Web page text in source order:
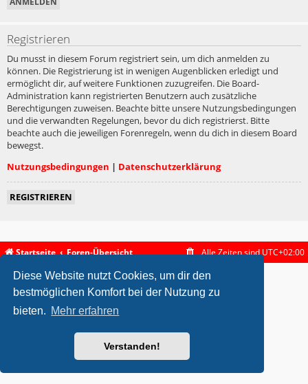
Diese Website nutzt Cookies, um dir den
bestmöglichen Komfort bei der Nutzung zu
bieten. Mehr erfahren
Verstanden!
Registrieren
Du musst in diesem Forum registriert sein, um dich anmelden zu
können. Die Registrierung ist in wenigen Augenblicken erledigt und
ermöglicht dir, auf weitere Funktionen zuzugreifen. Die Board-
Administration kann registrierten Benutzern auch zusätzliche
Berechtigungen zuweisen. Beachte bitte unsere Nutzungsbedingungen
und die verwandten Regelungen, bevor du dich registrierst. Bitte
beachte auch die jeweiligen Forenregeln, wenn du dich in diesem Board
bewegst.
Nutzungsbedingungen | Datenschutzerklärung
REGISTRIEREN
Startseite Foren-Übersicht Alle Zeiten sindUTC+02:00
metrolike style byEric SeguinUpdated for phpBB3.2 by
Powered byphpBB ® Forum Software © phpBB Limited
phpBB.de
Datenschutz